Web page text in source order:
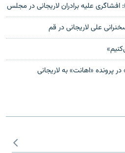
علی لاریجانی در قم
«اهانت» به لاریجانی